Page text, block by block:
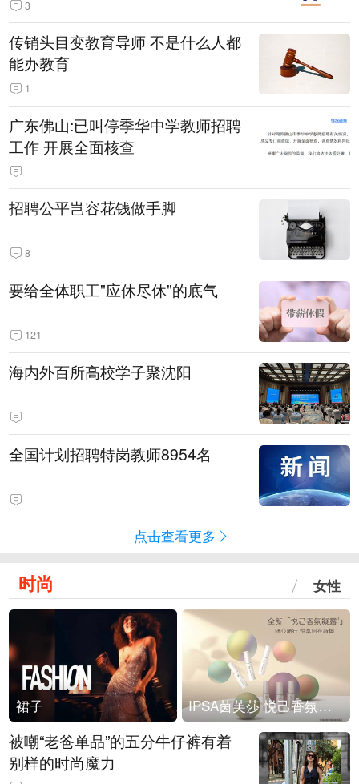
3
传销头目变教育导师 不是什么人都
能办教育
1
广东佛山:已叫停季华中学教师招聘
工作 开展全面核查
招聘公平岂容花钱做手脚
8
要给全体职工"应休尽休"的底气
121
海内外百所高校学子聚沈阳
全国计划招聘特岗教师8954名
点击查看更多
时尚 女性
裙子 IPSA茵芙莎 悦己香氛凝露上市
被嘲“老爸单品”的五分牛仔裤有着
别样的时尚魔力